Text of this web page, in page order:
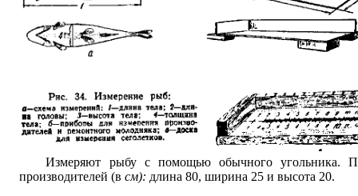
Измеряют рыбу с помощью обычного угольника.
производителей (в см): длина 80, ширина 25 и высота 20.